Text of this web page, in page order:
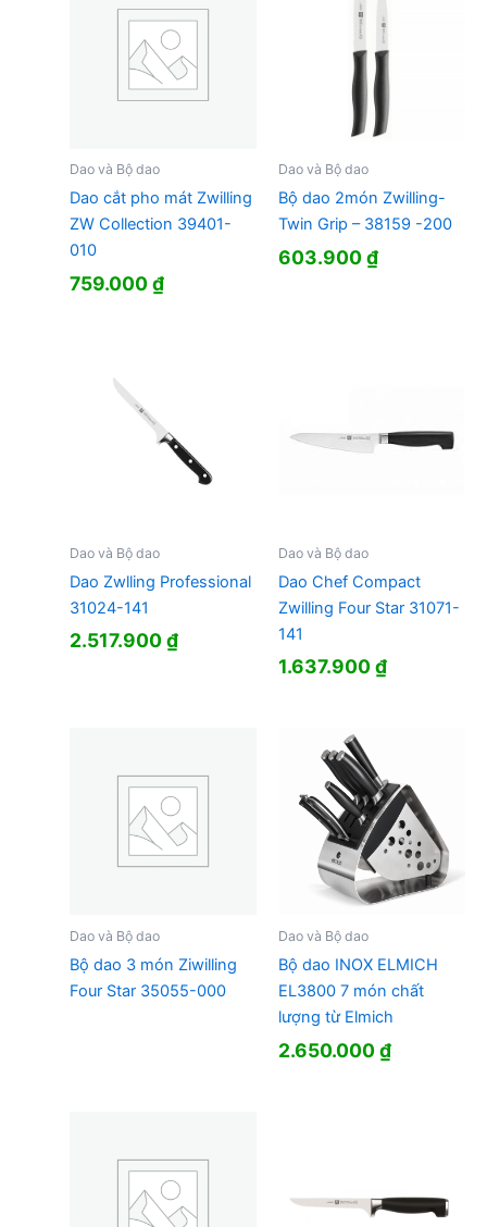
Dao và Bộ dao
Dao cắt pho mát Zwilling
ZW Collection 39401-
010
759.000₫
Dao và Bộ dao
Bộ dao 2món Zwilling-
Twin Grip – 38159 -200
603.900₫
Dao và Bộ dao
Dao Zwlling Professional
31024-141
2.517.900₫
Dao và Bộ dao
Dao Chef Compact
Zwilling Four Star 31071-
141
1.637.900₫
Dao và Bộ dao
Bộ dao 3 món Ziwilling
Four Star 35055-000
Dao và Bộ dao
Bộ dao INOX ELMICH
EL3800 7 món chất
lượng từ Elmich
2.650.000₫